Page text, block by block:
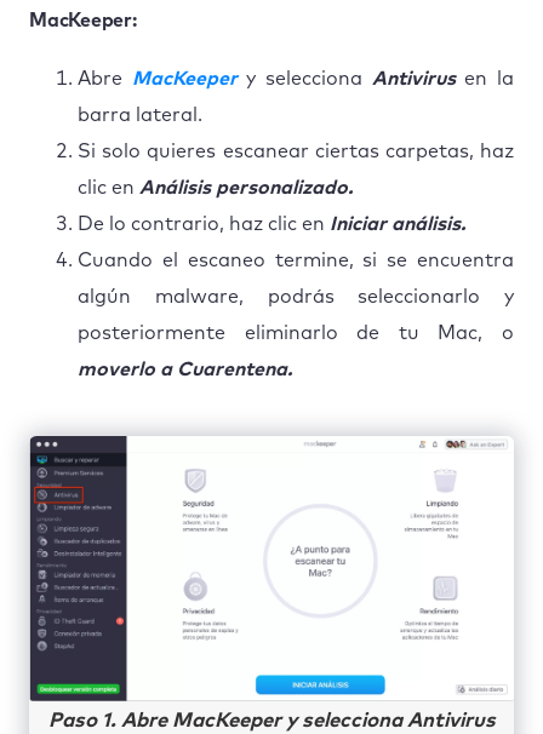
MacKeeper:
Abre MacKeepery selecciona Antivirus en la
barra lateral.
Si solo quieres escanear ciertas carpetas, haz
clic en Análisis personalizado.
De lo contrario, haz clic en Iniciar análisis.
Cuando el escaneo termine, si se encuentra
algún malware, podrás seleccionarlo y
posteriormente eliminarlo de tu Mac, o
moverlo a Cuarentena.
Paso 1. Abre MacKeeper y selecciona Antivirus